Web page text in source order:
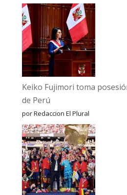
Keiko Fujimori toma
de Perú
por Redaccion El Plural